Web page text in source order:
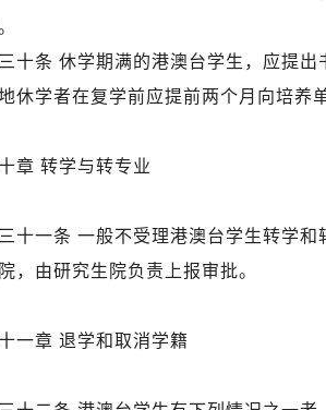
十条 休学期满的港澳台学生，应提
休学者在复学前应提前两个月向培养
章 转学与转专业
十一条 一般不受理港澳台学生转学
，由研究生院负责上报审批。
一章 退学和取消学籍